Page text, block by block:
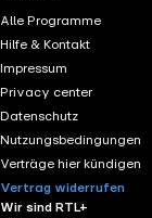
开。 面对这些尘封已
Alle Programme
Hilfe & Kontakt
Impressum
Privacy center
Datenschutz
Nutzungsbedingungen
Verträge hier kündigen
Vertrag widerrufen
Wir sind RTL+